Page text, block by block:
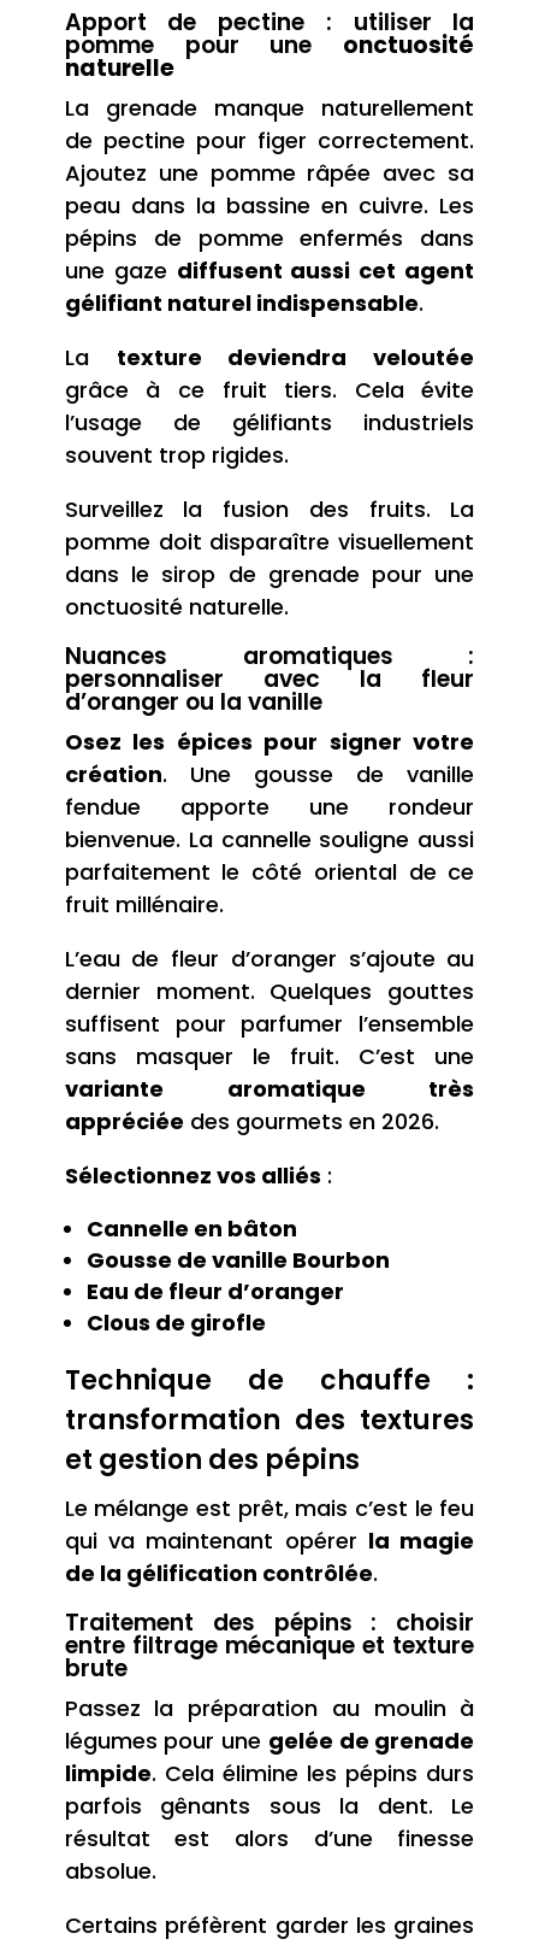
Apport de pectine : utiliser la
pomme pour une onctuosité
naturelle
La grenade manque naturellement
de pectine pour figer correctement.
Ajoutez une pomme râpée avec sa
peau dans la bassine en cuivre. Les
pépins de pomme enfermés dans
une gaze diffusent aussi cet agent
gélifiant naturel indispensable.
La texture deviendra veloutée
grâce à ce fruit tiers. Cela évite
l’usage de gélifiants industriels
souvent trop rigides.
Surveillez la fusion des fruits. La
pomme doit disparaître visuellement
dans le sirop de grenade pour une
onctuosité naturelle.
Nuances aromatiques :
personnaliser avec la fleur
d’oranger ou la vanille
Osez les épices pour signer votre
création. Une gousse de vanille
fendue apporte une rondeur
bienvenue. La cannelle souligne aussi
parfaitement le côté oriental de ce
fruit millénaire.
L’eau de fleur d’oranger s’ajoute au
dernier moment. Quelques gouttes
suffisent pour parfumer l’ensemble
sans masquer le fruit. C’est une
variante aromatique très
appréciée des gourmets en 2026.
Sélectionnez vos alliés :
Cannelle en bâton
Gousse de vanille Bourbon
Eau de fleur d’oranger
Clous de girofle
Technique de chauffe :
transformation des textures
et gestion des pépins
Le mélange est prêt, mais c’est le feu
qui va maintenant opérer la magie
de la gélification contrôlée.
Traitement des pépins : choisir
entre filtrage mécanique et texture
brute
Passez la préparation au moulin à
légumes pour une gelée de grenade
limpide. Cela élimine les pépins durs
parfois gênants sous la dent. Le
résultat est alors d’une finesse
absolue.
Certains préfèrent garder les graines